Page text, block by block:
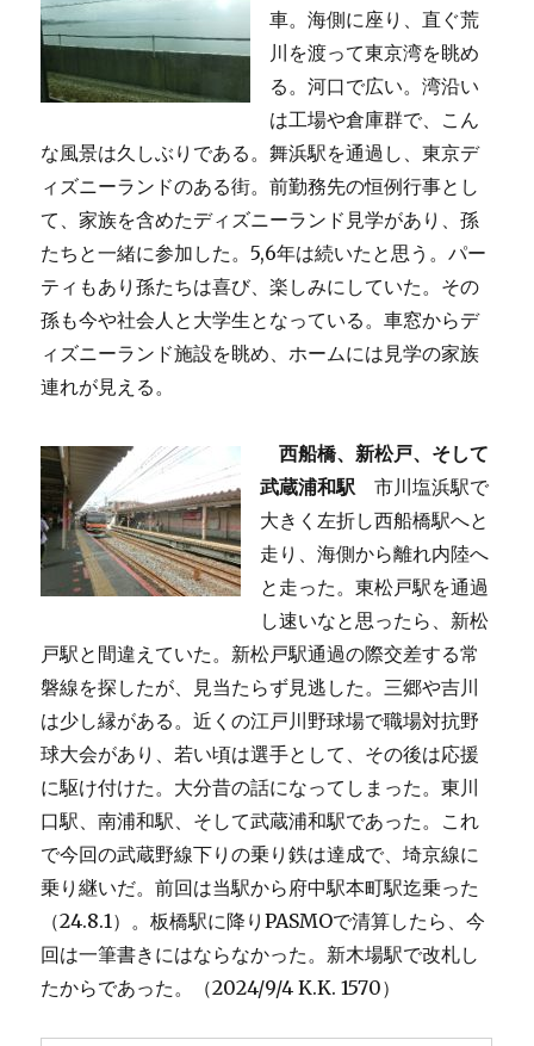
車。海側に座り、直ぐ荒
川を渡って東京湾を眺め
る。河口で広い。湾沿い
は工場や倉庫群で、こん
な風景は久しぶりである。舞浜駅を通過し、東京デ
ィズニーランドのある街。前勤務先の恒例行事とし
て、家族を含めたディズニーランド見学があり、孫
たちと一緒に参加した。5,6年は続いたと思う。パー
ティもあり孫たちは喜び、楽しみにしていた。その
孫も今や社会人と大学生となっている。車窓からデ
ィズニーランド施設を眺め、ホームには見学の家族
連れが見える。
西船橋、新松戸、そして
武蔵浦和駅 市川塩浜駅で
大きく左折し西船橋駅へと
走り、海側から離れ内陸へ
と走った。東松戸駅を通過
し速いなと思ったら、新松
戸駅と間違えていた。新松戸駅通過の際交差する常
磐線を探したが、見当たらず見逃した。三郷や吉川
は少し縁がある。近くの江戸川野球場で職場対抗野
球大会があり、若い頃は選手として、その後は応援
に駆け付けた。大分昔の話になってしまった。東川
口駅、南浦和駅、そして武蔵浦和駅であった。これ
で今回の武蔵野線下りの乗り鉄は達成で、埼京線に
乗り継いだ。前回は当駅から府中駅本町駅迄乗った
（24.8.1）。板橋駅に降りPASMOで清算したら、今
回は一筆書きにはならなかった。新木場駅で改札し
たからであった。（2024/9/4 K.K. 1570）